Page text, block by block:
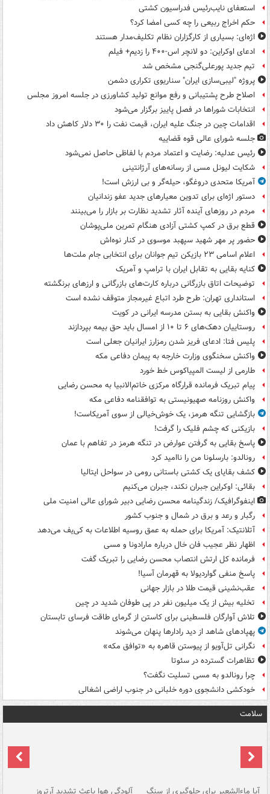
استعفای نایب‌رئیس فدراسیون کشتی
حکم اخراج ربیعی را چه کسی امضا کرد؟
اژه‌ای: بسیاری از کارگزاران نظام تکلیف‌مدار هستند
ادعای اوکراین: دو لانچر اس-۴۰۰ را زدیم+ فیلم
تیم جدید پورعلی‌گنجی مشخص شد
پروژه "لیبی‌سازی ایران" سناریوی تکراری دشمن
اصلاح طرح پشتیبانی و رفع موانع تولید کشاورزی در جلسه امروز مجلس
انتخابات شوراها در فصل پاییز برگزار می‌شود
اقدامات چین در جنگ علیه ایران، قیمت نفت را ۳۰ دلار کاهش داد
جلسه شورای عالی قوه قضاییه
رئیس عدلیه: رضایت و اعتماد مردم با لفاظی حاصل نمی‌شود
شکایت لیونل مسی از رسانه‌های آرژانتینی
آمریکا متحدی دروغگو، حیله‌گر و بی ارزش است!
دستور اژه‌ای برای تدوین معیارهای جدید عفو زندانیان
مردم در روزهای آینده آثار تشدید نظارت بر بازار را می‌بینند
قطع برق در کمپ کشتی آزادی هنگام تمرین ملی‌پوشان
حضور پر مهر شهید سپهبد موسوی در کنار نوه‌اش
اعلام اسامی ۲۳ بازیکن تیم جوانان برای انتخابی جام ملت‌ها
کنایه بقایی به تقابل ایران با ترامپ و آمریک
توضیحات اتاق بازرگانی درباره کارت‌های بازرگانی و ارزهای برنگشته
استانداری تهران: طرح طرد اتباع غیرمجاز متوقف نشده است
واکنش بقایی به بستن مدرسه ایرانی در کویت
روستاییان دهک‌های ۶ تا ۱۰ از امسال باید حق بیمه بپردازند
پلیس فتا: ادعای فریز شدن رمزارز ایرانیان جعلی است
واکنش سخنگوی وزارت خارجه به پیمان دفاعی مکه
طارمی از لیست المپیاکوس خط خورد
پیام تبریک فرمانده قرارگاه مرکزی خاتم‌الانبیا به محسن رضایی
واکنش روزنامه صهیونیستی به توافقنامه دفاعی مکه
بازگشایی تنگه هرمز، یک خوش‌خیالی از سوی آمریکاست!
بازیکنی که چشم فلیک را گرفت!
پاسخ بقایی به گرفتن عوارض در تنگه هرمز در تفاهم با عمان
رونالدو: بارسلونا من را ناامید کرد
کشف بقایای یک کشتی باستانی رومی در سواحل ایتالیا
بقائی: اوکراین جبران نکند، جبران می‌کنیم
اینفوگرافیک/ زندگینامه محسن رضایی دبیر شورای عالی امنیت‌ ملی
رگبار و رعد و برق در شمال و جنوب کشور
آتلانتیک: آمریکا برای حمله به عمق روسیه اطلاعات به کی‌یف می‌دهد
اظهار نظر عجیب فان خال درباره مارادونا و مسی
فرمانده کل ارتش انتصاب محسن رضایی را تبریک گفت
پاسخ منفی گواردیولا به قهرمان آسیا!
عقب‌نشینی قیمت طلا در بازار جهانی
تخلیه بیش از یک میلیون نفر در پی طوفان شدید در چین
تلاش آوارگان فلسطینی برای کاستن از گرمای طاقت فرسای تابستان
پهپادهای شاهد از دید رادارها پنهان می‌شوند
نگرانی تل‌آویو از پیوستن قاهره به «توافق مکه»
تظاهرات گسترده در سئوتا
چرا رونالدو به مسی تسلیت نگفت؟
خودکشی دانشجوی دوره خلبانی در جنوب اراضی اشغالی
سلامت
آیا ماءالشعیر برای جلوگیری از سنگ آلودگی هوا باعث تشدید آرتروز